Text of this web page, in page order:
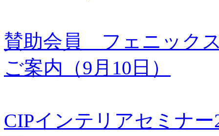
賛助会員 フェニック
ご案内（9月10日）
CIPインテリアセミナ